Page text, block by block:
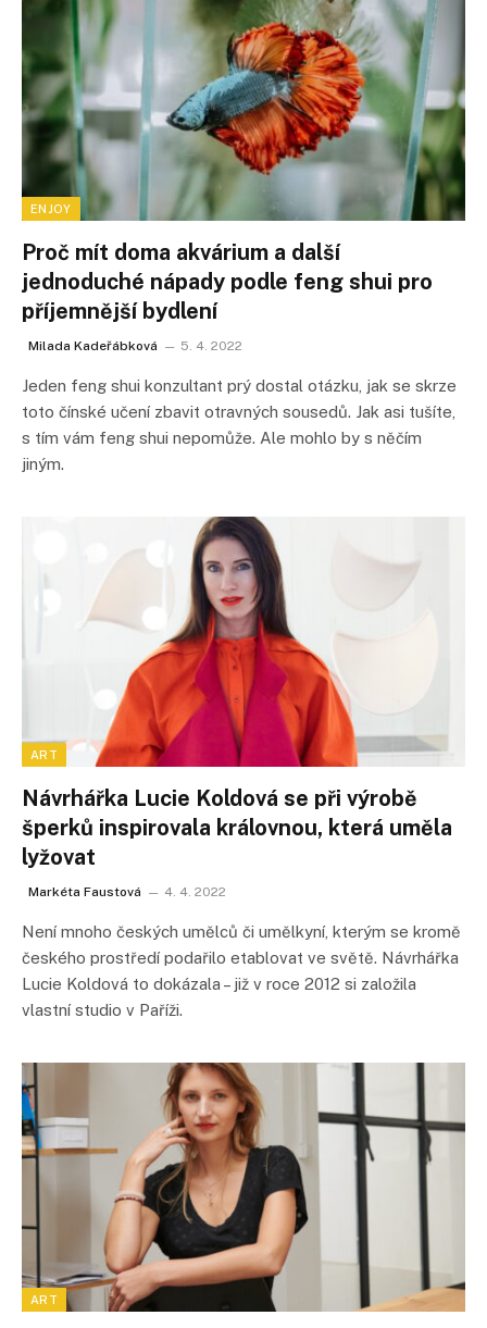
ENJOY
Proč mít doma akvárium a další
jednoduché nápady podle feng shui pro
příjemnější bydlení
Milada Kadeřábková 5. 4. 2022
Jeden feng shui konzultant prý dostal otázku, jak se skrze
toto čínské učení zbavit otravných sousedů. Jak asi tušíte,
s tím vám feng shui nepomůže. Ale mohlo by s něčím
jiným.
ART
Návrhářka Lucie Koldová se při výrobě
šperků inspirovala královnou, která uměla
lyžovat
Markéta Faustová 4. 4. 2022
Není mnoho českých umělců či umělkyní, kterým se kromě
českého prostředí podařilo etablovat ve světě. Návrhářka
Lucie Koldová to dokázala – již v roce 2012 si založila
vlastní studio v Paříži.
ART